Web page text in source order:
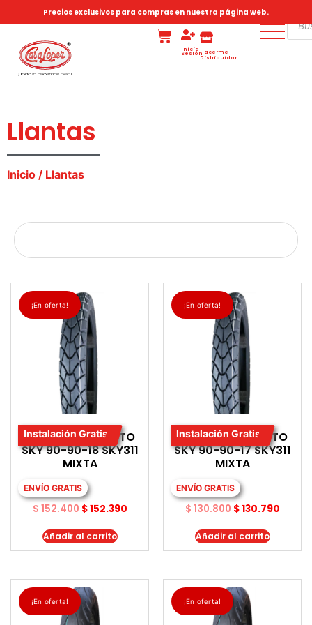
Precios exclusivos para compras en nuestra página web.
Inicia
SesiónHacerme
Distribuidor
Llantas
Inicio / Llantas
¡En oferta!
Instalación Gratis
LLANTA PARA MOTO
SKY 90-90-18 SKY311
MIXTA
ENVÍO GRATIS
$152.400 $152.390
Añadir al carrito
¡En oferta!
Instalación Gratis
LLANTA PARA MOTO
SKY 90-90-17 SKY311
MIXTA
ENVÍO GRATIS
$130.800 $130.790
Añadir al carrito
¡En oferta! ¡En oferta!